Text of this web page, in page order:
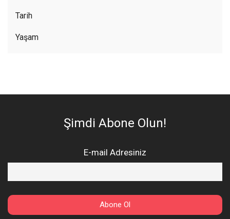
Tarih
Yaşam
Şimdi Abone Olun!
E-mail Adresiniz